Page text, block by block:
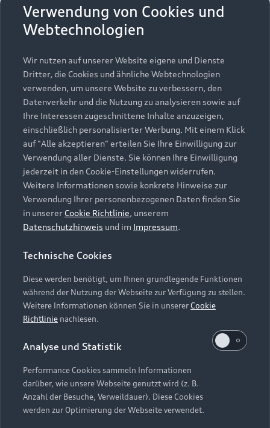
Modelle
Alle Modelle
Modelle vergleichen
Elektromodelle
Plug-in-Hybride
Kaufen & leasen
Neuwagensuche
Gebrauchtwagensuche
Gebrauchtwagen
Finanzierung
Aktionen & Angebote
Geschäftskunden
Service & Zubehör
Saisonale Angebote
Audi Services
Garantie
Audi digital services
myAudi
Support
Kundenservice
Händlersuche
Audi Code
Online-Terminvereinbarung
Servicekontakt
Vertrag widerrufen
Über Audi
Unternehmen
Karriere
Investor Relations
Presse & Media Center
Datenschutz
Audi erleben
Newsletter
Impressum Rechtliches
Hinweisgebersystem
Datenschutzinformation
Cookie-Einstellungen
Cookie-Richtlinie
Barrierefreiheit
Hinweis: Die aktuelle Darstellung und Anordnung der
Embleme am Fahrzeug bei allen Abbildungen auf dieser
Webseite kann abweichen.
Verwendung von Cookies und
Webtechnologien
Wir nutzen auf unserer Website eigene und Dienste
Dritter, die Cookies und ähnliche Webtechnologien
verwenden, um unsere Website zu verbessern, den
Datenverkehr und die Nutzung zu analysieren sowie auf
Ihre Interessen zugeschnittene Inhalte anzuzeigen,
einschließlich personalisierter Werbung. Mit einem Klick
auf "Alle akzeptieren" erteilen Sie Ihre Einwilligung zur
Verwendung aller Dienste. Sie können Ihre Einwilligung
jederzeit in den Cookie-Einstellungen widerrufen.
Weitere Informationen sowie konkrete Hinweise zur
Verwendung Ihrer personenbezogenen Daten finden Sie
in unserer Cookie Richtlinie, unserem
Datenschutzhinweis und im Impressum.
Technische Cookies
Diese werden benötigt, um Ihnen grundlegende Funktionen
während der Nutzung der Webseite zur Verfügung zu stellen.
Weitere Informationen können Sie in unsererCookie
Richtlinie nachlesen.
Analyse und Statistik
Performance Cookies sammeln Informationen
darüber, wie unsere Webseite genutzt wird (z. B.
Anzahl der Besuche, Verweildauer). Diese Cookies
werden zur Optimierung der Webseite verwendet.